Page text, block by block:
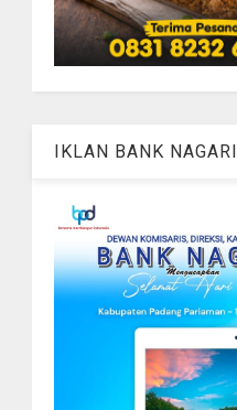
IKLAN BANK NAGARI